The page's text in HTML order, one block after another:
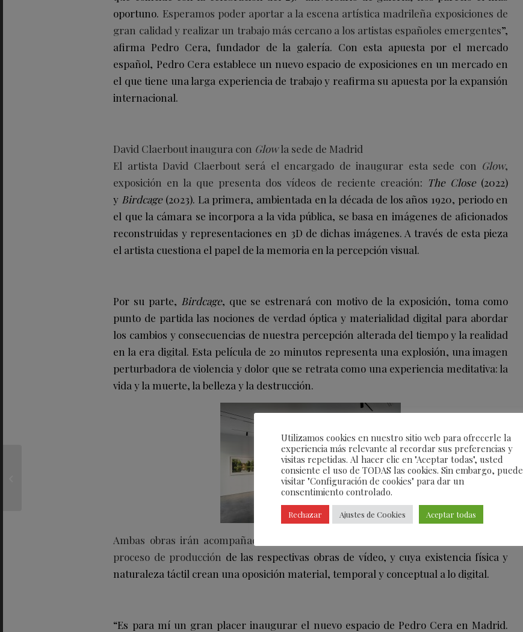
oportuno. Esperamos poder aportar a la escena artística madrileña exposiciones de
gran calidad y realizar un trabajo más cercano a los artistas españoles emergentes”,
afirma Pedro Cera, fundador de la galería. Con esta apuesta por el mercado
español, Pedro Cera establece un nuevo espacio de exposiciones en un mercado en
el que tiene una larga experiencia de trabajo y reafirma su apuesta por la expansión
internacional.
David Claerbout inaugura con Glowla sede de Madrid
El artista David Claerbout será el encargado de inaugurar esta sede con Glow,
exposición en la que presenta dos vídeos de reciente creación: The Close(2022)
y Birdcage(2023). La primera, ambientada en la década de los años 1920, periodo en
el que la cámara se incorpora a la vida pública, se basa en imágenes de aficionados
reconstruidas y representaciones en 3D de dichas imágenes. A través de esta pieza
el artista cuestiona el papel de la memoria en la percepción visual.
Por su parte, Birdcage, que se estrenará con motivo de la exposición, toma como
punto de partida las nociones de verdad óptica y materialidad digital para abordar
los cambios y consecuencias de nuestra percepción alterada del tiempo y la realidad
en la era digital. Esta película de 20 minutos representa una explosión, una imagen
perturbadora de violencia y dolor que se retrata como una experiencia meditativa: la
vida y la muerte, la belleza y la destrucción.
Ambas obras irán acompañadas de un grupo de dibujos realizados a lo largo del
proceso de producción de las respectivas obras de vídeo, y cuya existencia física y
naturaleza táctil crean una oposición material, temporal y conceptual a lo digital.
“Es para mí un gran placer inaugurar el nuevo espacio de Pedro Cera en Madrid.
Utilizamos cookies en nuestro sitio web para ofrecerle la
experiencia más relevante al recordar sus preferencias y
visitas repetidas. Al hacer clic en "Aceptar todas", usted
consiente el uso de TODAS las cookies. Sin embargo, puede
visitar "Configuración de cookies" para dar un
consentimiento controlado.
Rechazar Ajustes de Cookies Aceptar todas